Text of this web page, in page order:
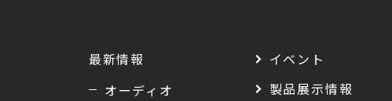
最新情報
オーディオ
イベント
製品展示情報